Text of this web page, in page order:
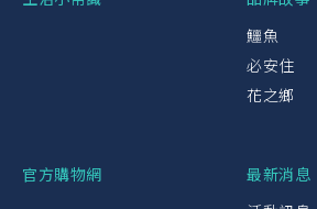
鱷魚
必安住
花之鄉
官方購物網
最新消息